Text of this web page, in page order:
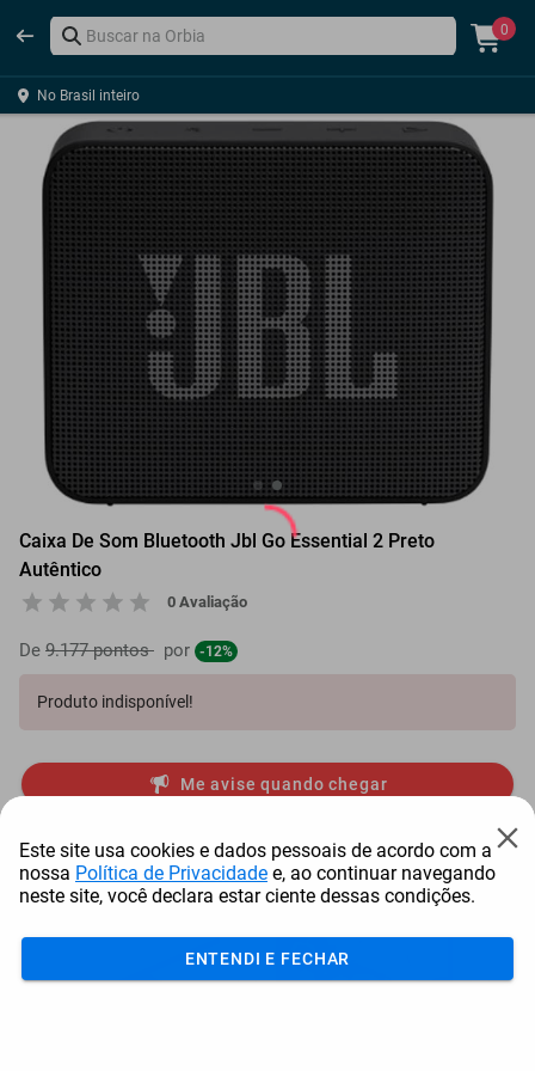
0
No Brasil inteiro
Caixa De Som Bluetooth Jbl Go Essential 2 Preto
Autêntico
0 Avaliação
De 9.177 pontos por -12%
Produto indisponível!
Me avise quando chegar
Mais Resgatados
Este site usa cookies e dados pessoais de acordo com a
nossa Política de Privacidade e, ao continuar navegando
neste site, você declara estar ciente dessas condições.
ENTENDI E FECHAR